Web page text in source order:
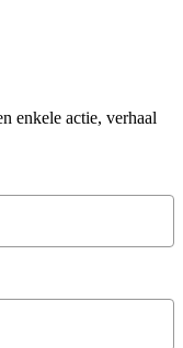
enkele actie, verhaal